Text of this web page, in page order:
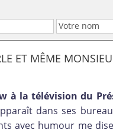
ET MÊME
à la télévision du
dans ses
avec humour me